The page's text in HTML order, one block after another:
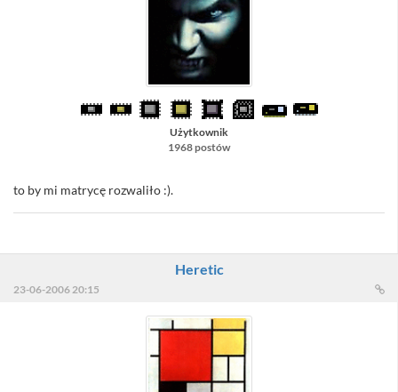
Użytkownik
1968 postów
to by mi matrycę rozwaliło :).
Heretic
23-06-2006 20:15